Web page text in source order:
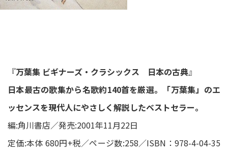
『万葉集 ビギナーズ・クラシックス 日本の古典』
日本最古の歌集から名歌約140首を厳選。「万葉集」のエ
ッセンスを現代人にやさしく解説したベストセラー。
編:角川書店／発売:2001年11月22日
定価:本体 680円+税／ページ数:258／ISBN：978-4-04-35